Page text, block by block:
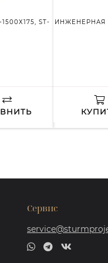
ST-
ИНЖЕНЕРНАЯ
Сервис